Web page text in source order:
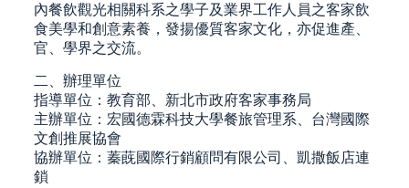
內餐飲觀光相關科系之學子及業界工作人員之客家飲
食美學和創意素養，發揚優質客家文化，亦促進產、
官、學界之交流。
二、辦理單位
指導單位：教育部、新北市政府客家事務局
主辦單位：宏國德霖科技大學餐旅管理系、台灣國際
文創推展協會
協辦單位：蓁蔇國際行銷顧問有限公司、凱撒飯店連
鎖